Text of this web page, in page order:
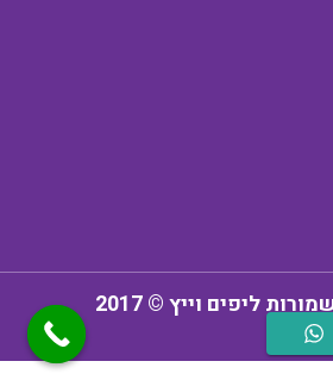
ליפים וייץ © 2017